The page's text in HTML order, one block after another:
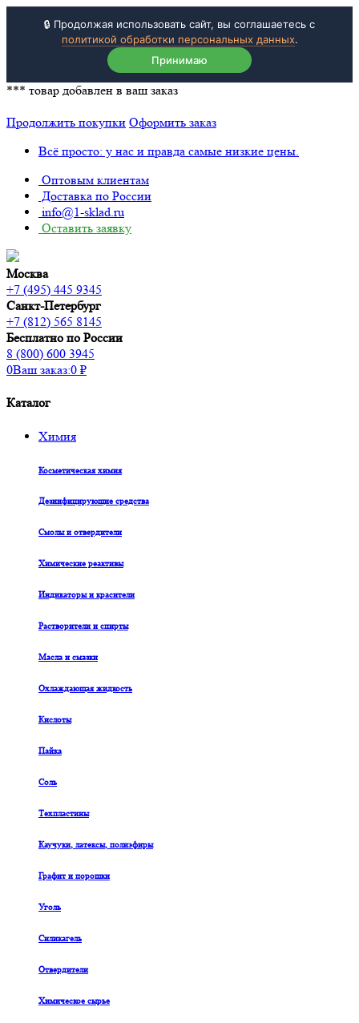
🔒 Продолжая использовать сайт, вы соглашаетесь с
политикой обработки персональных данных.
Принимаю
*** товар добавлен в ваш заказ
Продолжить покупки Оформить заказ
Всё просто: у нас и правда самые низкие цены.
Оптовым клиентам
Доставка по России
info@1-sklad.ru
Оставить заявку
Москва
+7 (495) 445 9345
Санкт-Петербург
+7 (812) 565 8145
Бесплатно по России
8 (800) 600 3945
0Ваш заказ:0 ₽
Каталог
Химия
Косметическая химия
Дезинфицирующие средства
Смолы и отвердители
Химические реактивы
Индикаторы и красители
Растворители и спирты
Масла и смазки
Охлаждающая жидкость
Кислоты
Пайка
Соль
Техпластины
Каучуки, латексы, полиэфиры
Графит и порошки
Уголь
Силикагель
Отвердители
Химическое сырье